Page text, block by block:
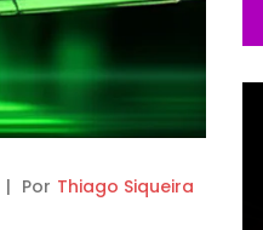
| Por Thiago Siqueira